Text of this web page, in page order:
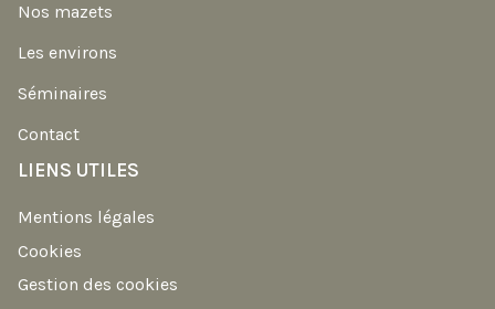
Nos mazets
Les environs
Séminaires
Contact
LIENS UTILES
Mentions légales
Cookies
Gestion des cookies